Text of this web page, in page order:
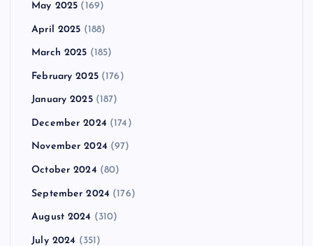
May 2025 (169)
April 2025 (188)
March 2025 (185)
February 2025(176)
January 2025(187)
December 2024 (174)
November 2024 (97)
October 2024 (80)
September 2024 (176)
August 2024 (310)
July 2024 (351)